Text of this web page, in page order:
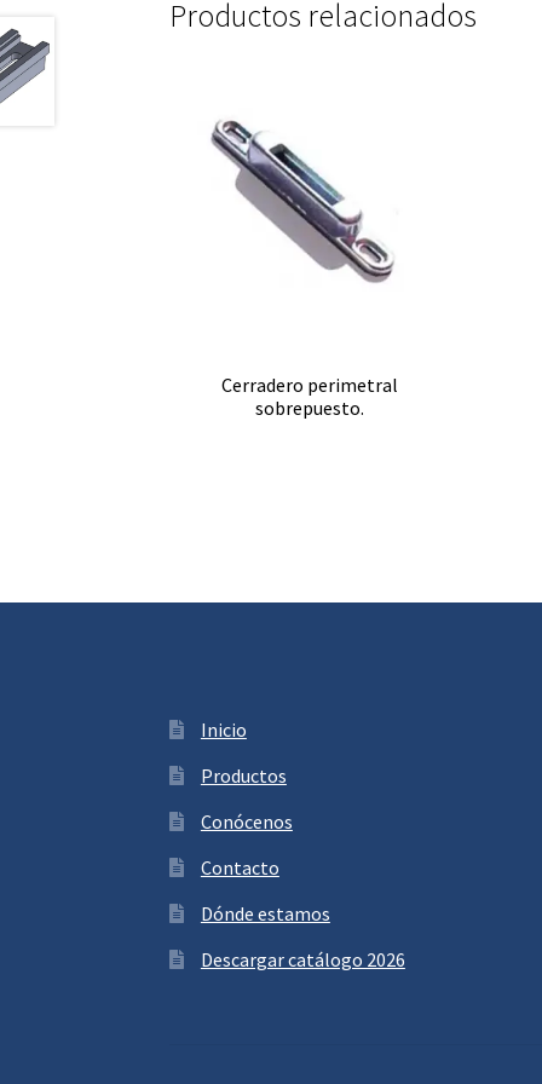
Productos relacionados
Cerradero perimetral
sobrepuesto.
Inicio
Productos
Conócenos
Contacto
Dónde estamos
Descargar catálogo 2026